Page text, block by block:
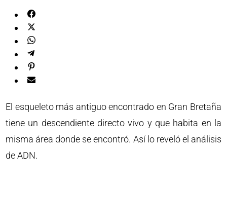
El esqueleto más antiguo encontrado en Gran Bretaña
tiene un descendiente directo vivo y que habita en la
misma área donde se encontró. Así lo reveló el análisis
de ADN.